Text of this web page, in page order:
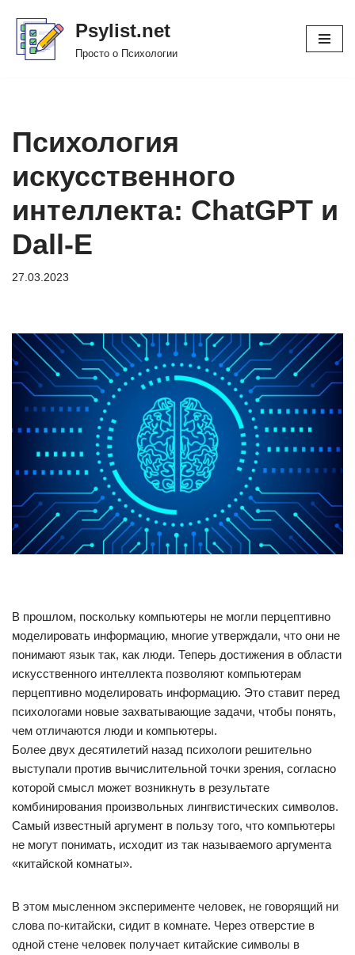
Перейти
Psylist.net
Просто о Психологии
Психология
искусственного
интеллекта: ChatGPT и
Dall-E
27.03.2023
В прошлом, поскольку компьютеры не могли перцептивно
моделировать информацию, многие утверждали, что они не
понимают язык так, как люди. Теперь достижения в области
искусственного интеллекта позволяют компьютерам
перцептивно моделировать информацию. Это ставит перед
психологами новые захватывающие задачи, чтобы понять,
чем отличаются люди и компьютеры.
Более двух десятилетий назад психологи решительно
выступали против вычислительной точки зрения, согласно
которой смысл может возникнуть в результате
комбинирования произвольных лингвистических символов.
Самый известный аргумент в пользу того, что компьютеры
не могут понимать, исходит из так называемого аргумента
«китайской комнаты».
В этом мысленном эксперименте человек, не говорящий ни
слова по-китайски, сидит в комнате. Через отверстие в
одной стене человек получает китайские символы в